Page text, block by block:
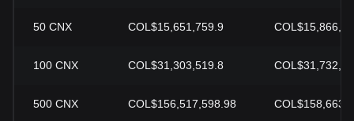
50 CNX COL$15,651,759.9
100 CNX COL$31,303,519.8
500 CNX COL$156,517,598.98